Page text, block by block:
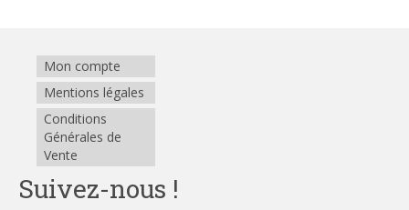
Mon compte
Mentions légales
Conditions
Générales de
Vente
Suivez-nous !